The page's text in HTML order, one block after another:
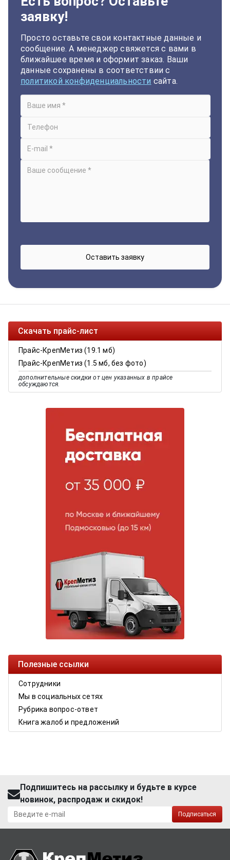
заявку!
Просто оставьте свои контактные данные и
сообщение. А менеджер свяжется с вами в
ближайшее время и оформит заказ. Ваши
данные сохранены в соответствии с
политикой конфиденциальности сайта.
Скачать прайс-лист
Прайс-КрепМетиз (19.1 мб)
Прайс-КрепМетиз (1.5 мб, без фото)
дополнительные скидки от цен указанных в прайсе
обсуждаются.
Полезные ссылки
Сотрудники
Мы в социальных сетях
Рубрика вопрос-ответ
Книга жалоб и предложений
Подпишитесь на рассылку и будьте в курсе
новинок, распродаж и скидок!
Подписаться